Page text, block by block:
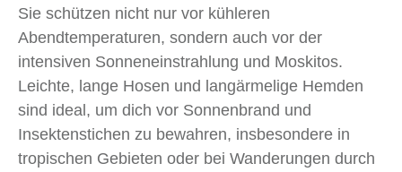
Sie schützen nicht nur vor kühleren
Abendtemperaturen, sondern auch vor der
intensiven Sonneneinstrahlung und Moskitos.
Leichte, lange Hosen und langärmelige Hemden
sind ideal, um dich vor Sonnenbrand und
Insektenstichen zu bewahren, insbesondere in
tropischen Gebieten oder bei Wanderungen durch